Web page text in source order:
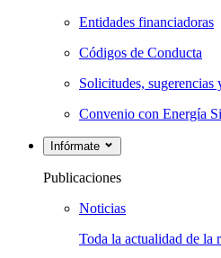
Entidades financiadoras
Códigos de Conducta
Solicitudes, sugerencias
Convenio con Energía
Infórmate
Publicaciones
Noticias
Toda la actualidad de la